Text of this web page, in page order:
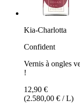
Kia-Charlotta
Confident
Vernis à ongles
!
12,90 €
(2.580,00 € / L)